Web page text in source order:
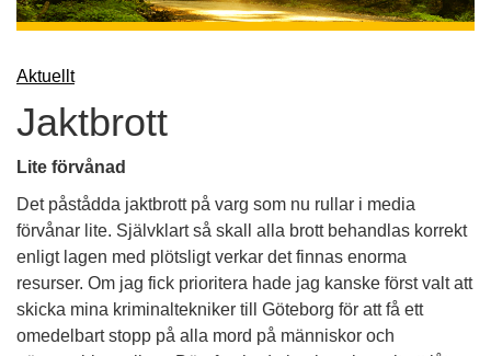
Aktuellt
Jaktbrott
Lite förvånad
Det påstådda jaktbrott på varg som nu rullar i media
förvånar lite. Självklart så skall alla brott behandlas korrekt
enligt lagen med plötsligt verkar det finnas enorma
resurser. Om jag fick prioritera hade jag kanske först valt att
skicka mina kriminaltekniker till Göteborg för att få ett
omedelbart stopp på alla mord på människor och